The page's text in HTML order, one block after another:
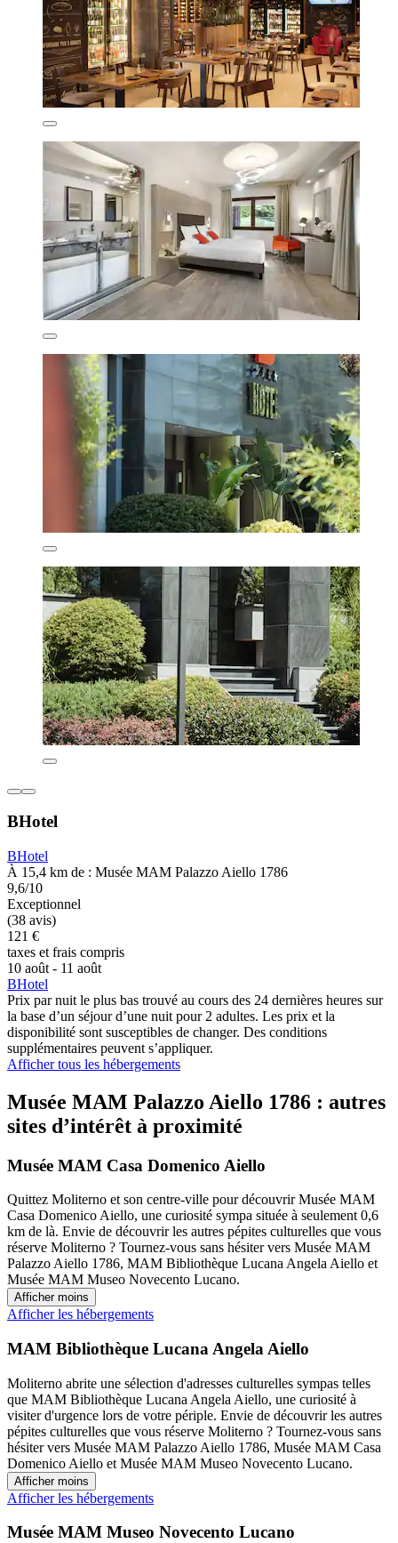
BHotel
BHotel
À 15,4 km de : Musée MAM Palazzo Aiello 1786
9,6/10
Exceptionnel
(38 avis)
121 €
taxes et frais compris
10 août - 11 août
BHotel
Prix par nuit le plus bas trouvé au cours des 24 dernières heures sur
la base d’un séjour d’une nuit pour 2 adultes. Les prix et la
disponibilité sont susceptibles de changer. Des conditions
supplémentaires peuvent s’appliquer.
Afficher tous les hébergements
Musée MAM Palazzo Aiello 1786 : autres
sites d’intérêt à proximité
Musée MAM Casa Domenico Aiello
Quittez Moliterno et son centre-ville pour découvrir Musée MAM
Casa Domenico Aiello, une curiosité sympa située à seulement 0,6
km de là. Envie de découvrir les autres pépites culturelles que vous
réserve Moliterno ? Tournez-vous sans hésiter vers Musée MAM
Palazzo Aiello 1786, MAM Bibliothèque Lucana Angela Aiello et
Musée MAM Museo Novecento Lucano.
Afficher moins
Afficher les hébergements
MAM Bibliothèque Lucana Angela Aiello
Moliterno abrite une sélection d'adresses culturelles sympas telles
que MAM Bibliothèque Lucana Angela Aiello, une curiosité à
visiter d'urgence lors de votre périple. Envie de découvrir les autres
pépites culturelles que vous réserve Moliterno ? Tournez-vous sans
hésiter vers Musée MAM Palazzo Aiello 1786, Musée MAM Casa
Domenico Aiello et Musée MAM Museo Novecento Lucano.
Afficher moins
Afficher les hébergements
Musée MAM Museo Novecento Lucano